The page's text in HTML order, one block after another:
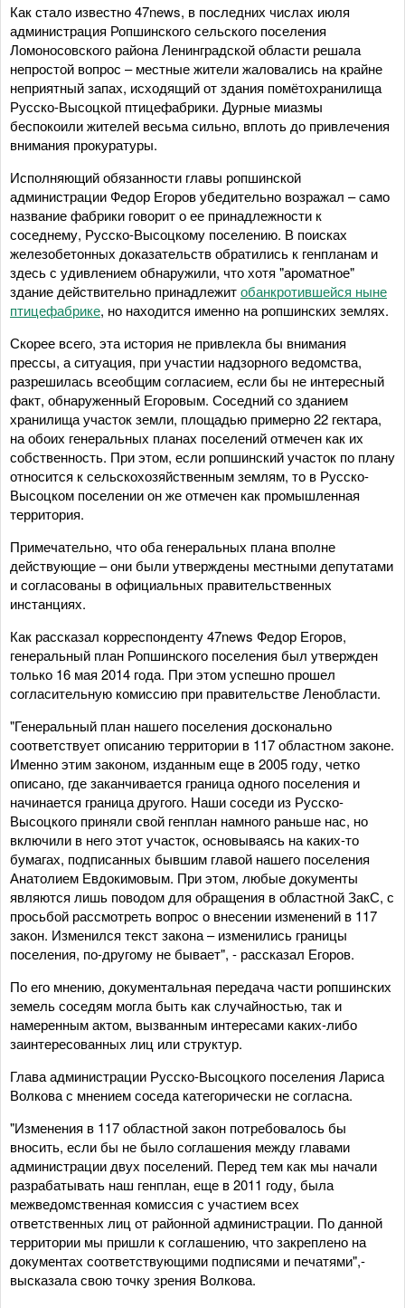
Как стало известно 47news, в последних числах июля
администрация Ропшинского сельского поселения
Ломоносовского района Ленинградской области решала
непростой вопрос – местные жители жаловались на крайне
неприятный запах, исходящий от здания помётохранилища
Русско-Высоцкой птицефабрики. Дурные миазмы
беспокоили жителей весьма сильно, вплоть до привлечения
внимания прокуратуры.
Исполняющий обязанности главы ропшинской
администрации Федор Егоров убедительно возражал – само
название фабрики говорит о ее принадлежности к
соседнему, Русско-Высоцкому поселению. В поисках
железобетонных доказательств обратились к генпланам и
здесь с удивлением обнаружили, что хотя "ароматное"
здание действительно принадлежитобанкротившейся ныне
птицефабрике, но находится именно на ропшинских землях.
Скорее всего, эта история не привлекла бы внимания
прессы, а ситуация, при участии надзорного ведомства,
разрешилась всеобщим согласием, если бы не интересный
факт, обнаруженный Егоровым. Соседний со зданием
хранилища участок земли, площадью примерно 22 гектара,
на обоих генеральных планах поселений отмечен как их
собственность. При этом, если ропшинский участок по плану
относится к сельскохозяйственным землям, то в Русско-
Высоцком поселении он же отмечен как промышленная
территория.
Примечательно, что оба генеральных плана вполне
действующие – они были утверждены местными депутатами
и согласованы в официальных правительственных
инстанциях.
Как рассказал корреспонденту 47news Федор Егоров,
генеральный план Ропшинского поселения был утвержден
только 16 мая 2014 года. При этом успешно прошел
согласительную комиссию при правительстве Ленобласти.
"Генеральный план нашего поселения досконально
соответствует описанию территории в 117 областном законе.
Именно этим законом, изданным еще в 2005 году, четко
описано, где заканчивается граница одного поселения и
начинается граница другого. Наши соседи из Русско-
Высоцкого приняли свой генплан намного раньше нас, но
включили в него этот участок, основываясь на каких-то
бумагах, подписанных бывшим главой нашего поселения
Анатолием Евдокимовым. При этом, любые документы
являются лишь поводом для обращения в областной ЗакС, с
просьбой рассмотреть вопрос о внесении изменений в 117
закон. Изменился текст закона – изменились границы
поселения, по-другому не бывает", - рассказал Егоров.
По его мнению, документальная передача части ропшинских
земель соседям могла быть как случайностью, так и
намеренным актом, вызванным интересами каких-либо
заинтересованных лиц или структур.
Глава администрации Русско-Высоцкого поселения Лариса
Волкова с мнением соседа категорически не согласна.
"Изменения в 117 областной закон потребовалось бы
вносить, если бы не было соглашения между главами
администрации двух поселений. Перед тем как мы начали
разрабатывать наш генплан, еще в 2011 году, была
межведомственная комиссия с участием всех
ответственных лиц от районной администрации. По данной
территории мы пришли к соглашению, что закреплено на
документах соответствующими подписями и печатями",-
высказала свою точку зрения Волкова.